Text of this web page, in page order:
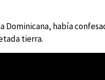
Dominicana, había
tierra.